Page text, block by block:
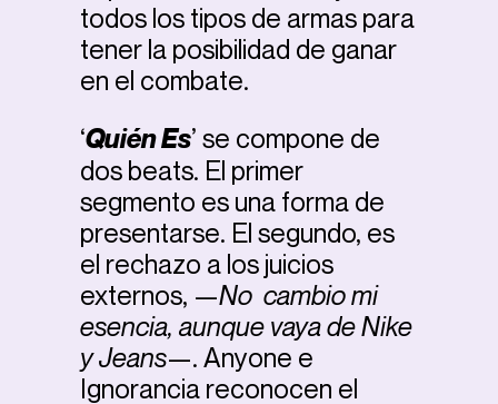
todos los tipos de armas para
tener la posibilidad de ganar
en el combate.
‘Quién Es’ se compone de
dos beats. El primer
segmento es una forma de
presentarse. El segundo, es
el rechazo a los juicios
externos, —No cambio mi
esencia, aunque vaya de Nike
y Jeans—. Anyone e
Ignorancia reconocen el